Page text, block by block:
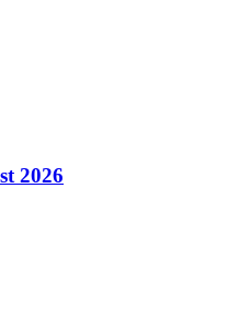
2026